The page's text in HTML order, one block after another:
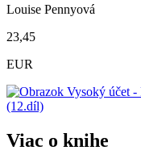
Louise Pennyová
23,45
EUR
Viac o knihe